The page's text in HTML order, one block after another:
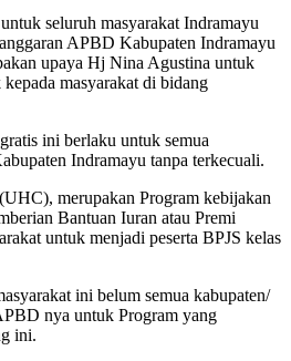
seluruh masyarakat Indramayu
APBD Kabupaten Indramayu
upaya Hj Nina Agustina untuk
masyarakat di bidang
ini berlaku untuk semua
Indramayu tanpa terkecuali.
merupakan Program kebijakan
Bantuan Iuran atau Premi
untuk menjadi peserta BPJS kelas
ini belum semua kabupaten/
nya untuk Program yang
ini.